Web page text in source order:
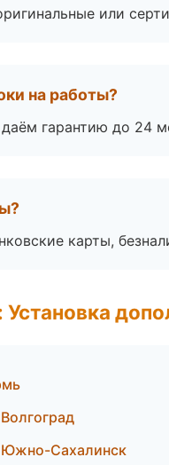
или
на работы?
гарантию до 24
карты,
Сахалинск